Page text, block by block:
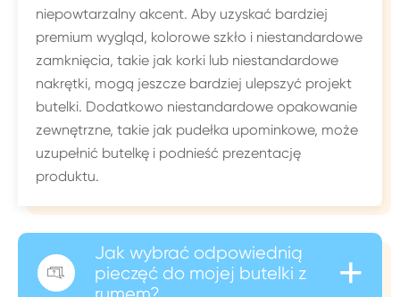
niepowtarzalny akcent. Aby uzyskać bardziej
premium wygląd, kolorowe szkło i niestandardowe
zamknięcia, takie jak korki lub niestandardowe
nakrętki, mogą jeszcze bardziej ulepszyć projekt
butelki. Dodatkowo niestandardowe opakowanie
zewnętrzne, takie jak pudełka upominkowe, może
uzupełnić butelkę i podnieść prezentację
produktu.

Jak wybrać odpowiednią
pieczęć do mojej butelki z
+